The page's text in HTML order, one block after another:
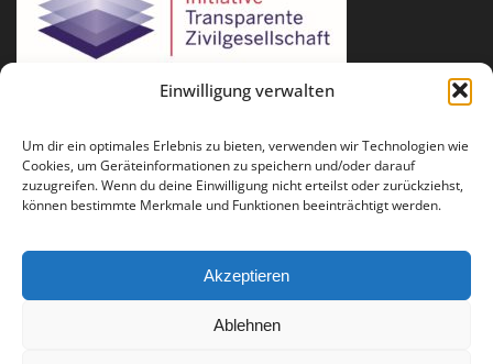
Einwilligung verwalten
Um dir ein optimales Erlebnis zu bieten, verwenden wir Technologien wie
Cookies, um Geräteinformationen zu speichern und/oder darauf
zuzugreifen. Wenn du deine Einwilligung nicht erteilst oder zurückziehst,
können bestimmte Merkmale und Funktionen beeinträchtigt werden.
Akzeptieren
Ablehnen